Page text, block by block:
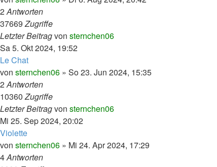
2Antworten
37669Zugriffe
Letzter Beitragvon sternchen06
Sa 5. Okt 2024, 19:52
Le Chat
von sternchen06 » So 23. Jun 2024, 15:35
2Antworten
10360Zugriffe
Letzter Beitragvon sternchen06
Mi 25. Sep 2024, 20:02
Violette
von sternchen06 » Mi 24. Apr 2024, 17:29
4Antworten